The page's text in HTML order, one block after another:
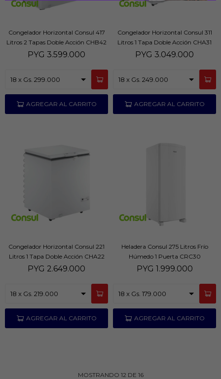
Congelador Horizontal Consul 417
Litros 2 Tapas Doble Acción CHB42
PYG 3.599.000
Congelador Horizontal Consul 311
Litros 1 Tapa Doble Acción CHA31
PYG 3.049.000
Congelador Horizontal Consul 221
Litros 1 Tapa Doble Acción CHA22
PYG 2.649.000
Heladera Consul 275 Litros Frío
Húmedo 1 Puerta CRC30
PYG 1.999.000
MOSTRANDO 12 DE 16